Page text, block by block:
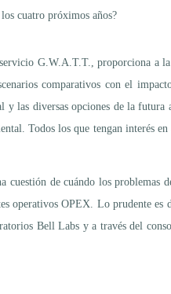
cuatro próximos años?
G.W.A.T.T., proporciona a la
comparativos con el
las diversas opciones de la
Todos los que tengan interés
cuestión de cuándo los problemas
OPEX. Lo prudente
Bell Labs y a través del